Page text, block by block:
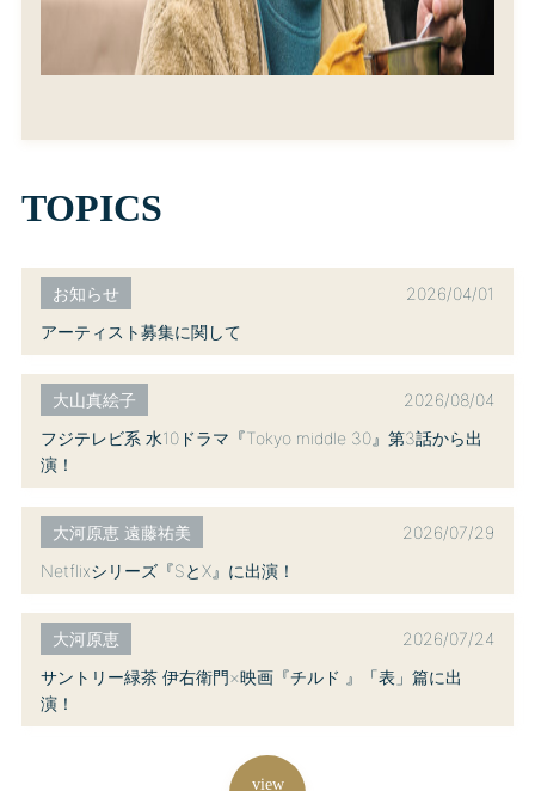
TOPICS
お知らせ
2026/04/01
アーティスト募集に関して
大山真絵子
2026/08/04
フジテレビ系 水10ドラマ『Tokyo middle 30』第3話から出
演！
大河原恵 遠藤祐美
2026/07/29
Netflixシリーズ『SとX』に出演！
大河原恵
2026/07/24
サントリー緑茶 伊右衛門×映画『チルド 』「表」篇に出
演！
view